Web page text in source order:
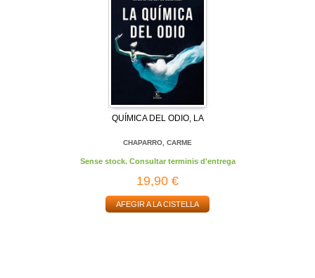
QUÍMICA DEL ODIO, LA
CHAPARRO, CARME
Sense stock. Consultar terminis d'entrega
19,90 €
AFEGIR A LA CISTELLA